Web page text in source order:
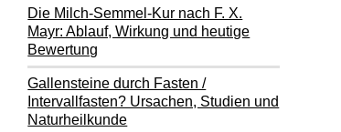
Die Milch-Semmel-Kur nach F. X.
Mayr: Ablauf, Wirkung und heutige
Bewertung
Gallensteine durch Fasten /
Intervallfasten? Ursachen, Studien und
Naturheilkunde